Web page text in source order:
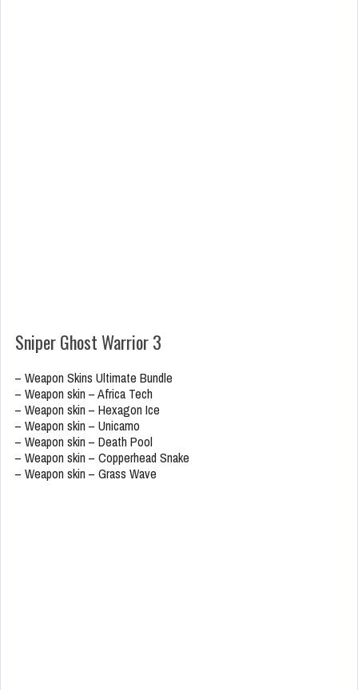
Sniper Ghost Warrior 3
– Weapon Skins Ultimate Bundle
– Weapon skin – Africa Tech
– Weapon skin – Hexagon Ice
– Weapon skin – Unicamo
– Weapon skin – Death Pool
– Weapon skin – Copperhead Snake
– Weapon skin – Grass Wave